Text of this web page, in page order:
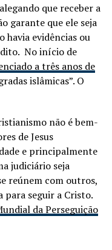
que receber a
garante que ele seja
havia evidências ou
No início de
a três anos de
islâmicas”. O
não é bem-
de Jesus
e principalmente
judiciário seja
reúnem com outros,
para seguir a Cristo.
da Perseguição